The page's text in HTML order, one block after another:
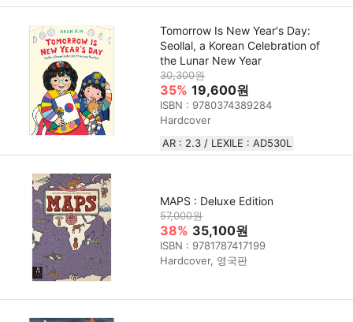
Tomorrow Is New Year's Day:
Seollal, a Korean Celebration of
the Lunar New Year
30,300원
35% 19,600원
ISBN : 9780374389284
Hardcover
AR : 2.3 / LEXILE : AD530L
MAPS : Deluxe Edition
57,000원
38% 35,100원
ISBN : 9781787417199
Hardcover, 영국판